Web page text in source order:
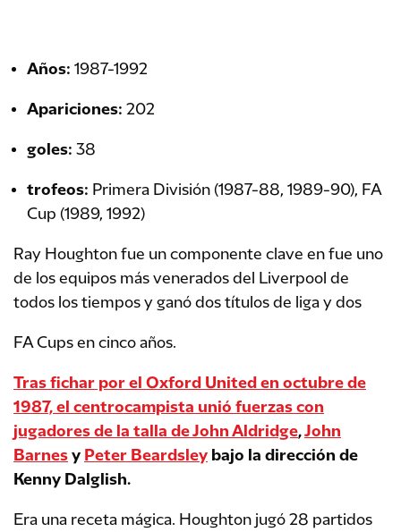
Años: 1987-1992
Apariciones: 202
goles: 38
trofeos: Primera División (1987-88, 1989-90), FA
Cup (1989, 1992)
Ray Houghton fue un componente clave en fue uno
de los equipos más venerados del Liverpool de
todos los tiempos y ganó dos títulos de liga y dos
FA Cups en cinco años.
Tras fichar por el Oxford United en octubre de
1987, el centrocampista unió fuerzas con
jugadores de la talla deJohn Aldridge,John
Barnes y Peter Beardsley bajo la dirección de
Kenny Dalglish.
Era una receta mágica. Houghton jugó 28 partidos